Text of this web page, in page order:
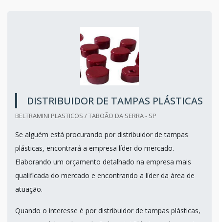
DISTRIBUIDOR DE TAMPAS PLÁSTICAS
BELTRAMINI PLASTICOS / TABOÃO DA SERRA - SP
Se alguém está procurando por distribuidor de tampas
plásticas, encontrará a empresa líder do mercado.
Elaborando um orçamento detalhado na empresa mais
qualificada do mercado e encontrando a líder da área de
atuação.
Quando o interesse é por distribuidor de tampas plásticas,